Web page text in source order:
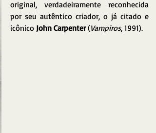
original, verdadeiramente reconhecida
por seu autêntico criador, o já citado e
icônico John Carpenter (Vampiros, 1991).